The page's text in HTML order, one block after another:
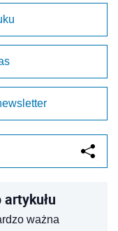
ważna